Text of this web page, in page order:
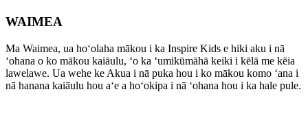
WAIMEA
Ma Waimea, ua hoʻolaha mākou i ka Inspire Kids e hiki aku i nā
ʻohana o ko mākou kaiāulu, ʻo ka ʻumikūmāhā keiki i kēlā me kēia
lawelawe. Ua wehe ke Akua i nā puka hou i ko mākou komo ʻana i
nā hanana kaiāulu hou aʻe a hoʻokipa i nā ʻohana hou i ka hale pule.